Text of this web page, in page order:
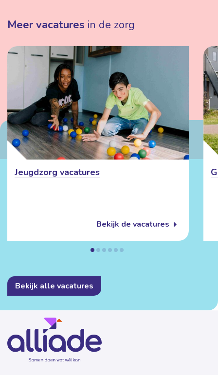
Meer vacatures in de zorg
Jeugdzorg vacatures
Bekijk de vacatures
Bekijk alle vacatures